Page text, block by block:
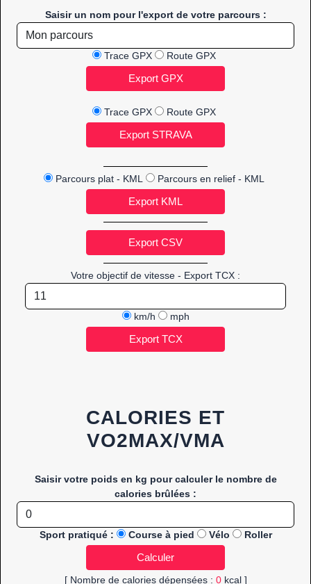
Saisir un nom pour l'export de votre parcours :
Trace GPX Route GPX
Trace GPX Route GPX
Parcours plat - KML Parcours en relief - KML
Votre objectif de vitesse - Export TCX :
km/h mph
CALORIES ET
VO2MAX/VMA
Saisir votre poids en kg pour calculer le nombre de
calories brûlées :
Sport pratiqué : Course à pied Vélo Roller
[ Nombre de calories dépensées : 0kcal ]